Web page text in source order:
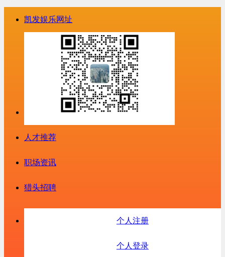
凯发娱乐网址
人才推荐
职场资讯
猎头招聘
个人注册
个人登录